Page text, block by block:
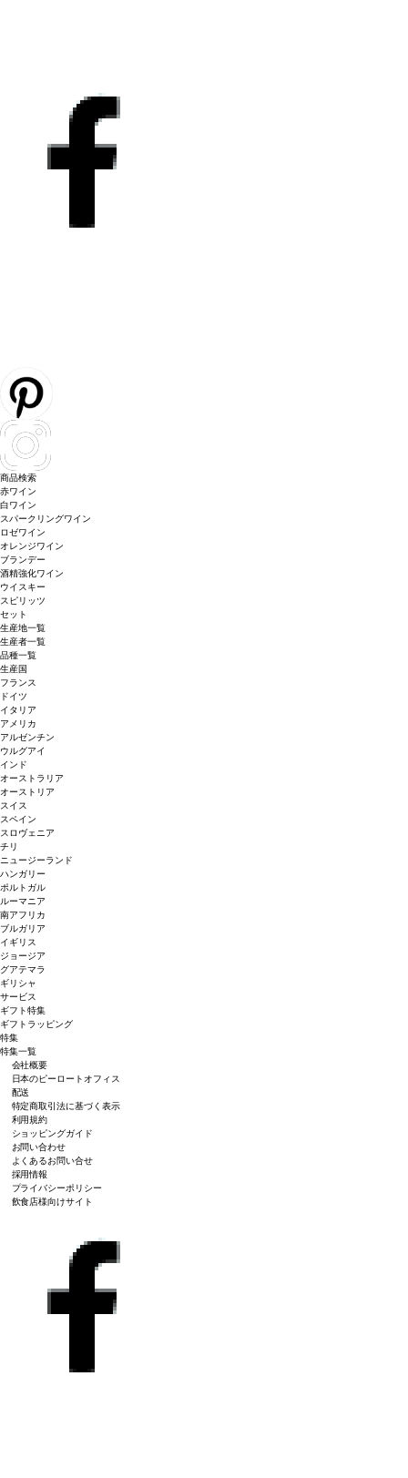
商品検索
赤ワイン
白ワイン
スパークリングワイン
ロゼワイン
オレンジワイン
ブランデー
酒精強化ワイン
ウイスキー
スピリッツ
セット
生産地一覧
生産者一覧
品種一覧
生産国
フランス
ドイツ
イタリア
アメリカ
アルゼンチン
ウルグアイ
インド
オーストラリア
オーストリア
スイス
スペイン
スロヴェニア
チリ
ニュージーランド
ハンガリー
ポルトガル
ルーマニア
南アフリカ
ブルガリア
イギリス
ジョージア
グアテマラ
ギリシャ
サービス
ギフト特集
ギフトラッピング
特集
特集一覧
会社概要
日本のピーロートオフィス
配送
特定商取引法に基づく表示
利用規約
ショッピングガイド
お問い合わせ
よくあるお問い合せ
採用情報
プライバシーポリシー
飲食店様向けサイト